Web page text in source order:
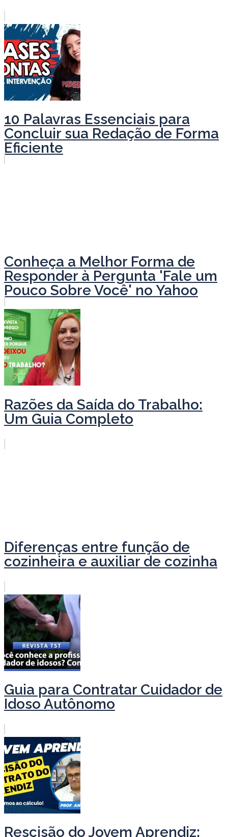
10 Palavras Essenciais para
Concluir sua Redação de Forma
Eficiente
Conheça a Melhor Forma de
Responder à Pergunta 'Fale um
Pouco Sobre Você' no Yahoo
Razões da Saída do Trabalho:
Um Guia Completo
Diferenças entre função de
cozinheira e auxiliar de cozinha
Guia para Contratar Cuidador de
Idoso Autônomo
Rescisão do Jovem Aprendiz: